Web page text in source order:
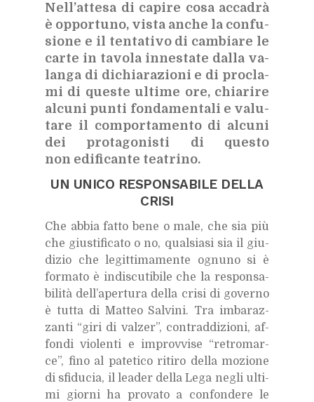
Nel­l’at­te­sa di ca­pi­re cosa ac­ca­drà
è op­por­tu­no, vi­sta an­che la con­fu­
sio­ne e il ten­ta­ti­vo di cam­bia­re le
car­te in ta­vo­la in­ne­sta­te dal­la va­
lan­ga di di­chia­ra­zio­ni e di pro­cla­
mi di que­ste ul­ti­me ore, chia­ri­re
al­cu­ni pun­ti fon­da­men­ta­li e va­lu­
ta­re il com­por­ta­men­to di al­cu­ni
dei pro­ta­go­ni­sti di que­sto
non edi­fi­can­te tea­tri­no.
UN UNI­CO RE­SPON­SA­BI­LE DEL­LA
CRI­SI
Che ab­bia fat­to bene o male, che sia più
che giu­sti­fi­ca­to o no, qual­sia­si sia il giu­
di­zio che le­git­ti­ma­men­te ognu­no si è
for­ma­to è in­di­scu­ti­bi­le che la re­spon­sa­
bi­li­tà del­l’a­per­tu­ra del­la cri­si di go­ver­no
è tut­ta di Mat­teo Sal­vi­ni. Tra im­ba­raz­
zan­ti “giri di val­zer”, con­trad­di­zio­ni, af­
fon­di vio­len­ti e im­prov­vi­se “re­tro­mar­
ce”, fino al pa­te­ti­co ri­ti­ro del­la mo­zio­ne
di sfi­du­cia, il lea­der del­la Lega ne­gli ul­ti­
mi gior­ni ha pro­va­to a con­fon­de­re le